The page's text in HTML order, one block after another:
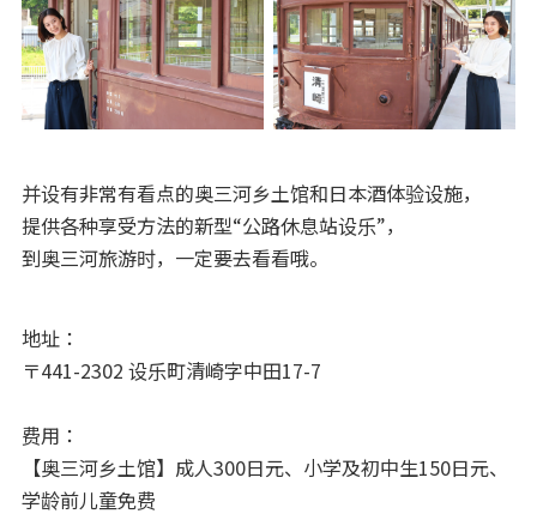
并设有非常有看点的奥三河乡土馆和日本酒体验设施，
提供各种享受方法的新型“公路休息站设乐”，
到奥三河旅游时，一定要去看看哦。
地址：
〒441-2302 设乐町清崎字中田17-7
费用：
【奥三河乡土馆】成人300日元、小学及初中生150日元、
学龄前儿童免费